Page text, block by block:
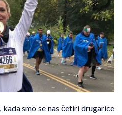
kada smo se nas četiri drugarice